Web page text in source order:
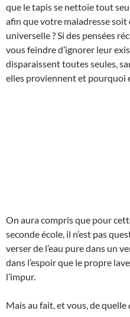
que le tapis se nettoie tout
afin que votre maladresse soit
universelle ? Si des pensées
vous feindre d’ignorer leur
disparaissent toutes seules,
elles proviennent et pourquoi
On aura compris que pour
seconde école, il n’est pas
verser de l’eau pure dans un
dans l’espoir que le propre
l’impur.
Mais au fait, et vous, de quelle